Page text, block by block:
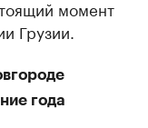
момент
Грузии.
года